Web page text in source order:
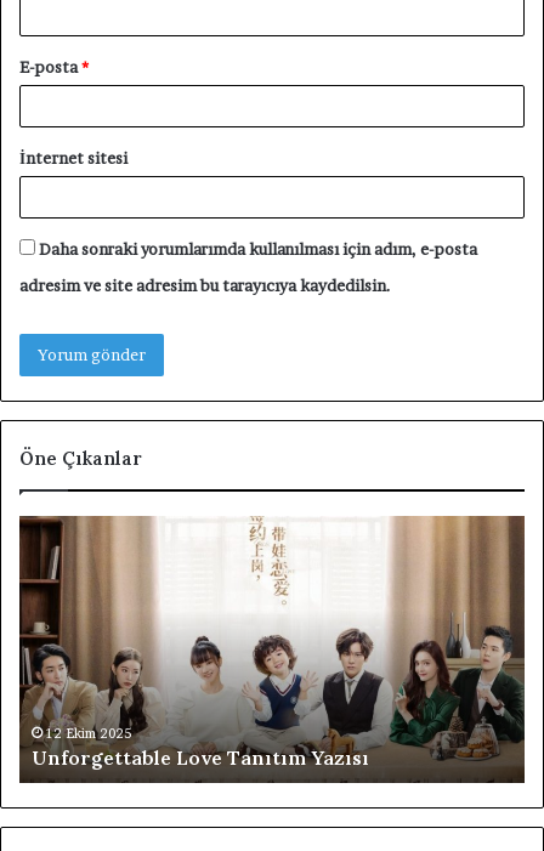
E-posta*
İnternet sitesi
Daha sonraki yorumlarımda kullanılması için adım, e-posta
adresim ve site adresim bu tarayıcıya kaydedilsin.
Öne Çıkanlar
Unforgettable
Love
Tanıtım
12 Ekim 2025
Unforgettable Love Tanıtım Yazısı